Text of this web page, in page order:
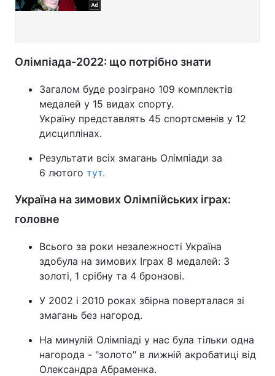
Олімпіада-2022: що потрібно знати
Загалом буде розіграно 109 комплектів
медалей у 15 видах спорту.
Україну представлять 45 спортсменів у 12
дисциплінах.
Результати всіх змагань Олімпіади за
6 лютого тут.
Україна на зимових Олімпійських іграх:
головне
Всього за роки незалежності Україна
здобула на зимових Іграх 8 медалей: 3
золоті, 1 срібну та 4 бронзові.
У 2002 і 2010 роках збірна поверталася зі
змагань без нагород.
На минулій Олімпіаді у нас була тільки одна
нагорода - "золото" в лижній акробатиці від
Олександра Абраменка.